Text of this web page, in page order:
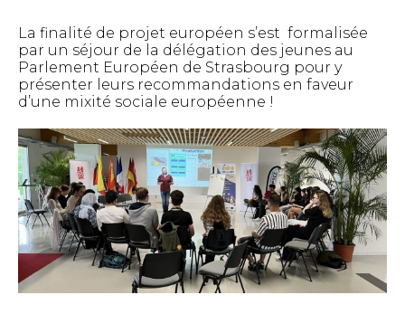
La finalité de projet européen s’est formalisée
par un séjour de la délégation des jeunes au
Parlement Européen de Strasbourg pour y
présenter leurs recommandations en faveur
d’une mixité sociale européenne !